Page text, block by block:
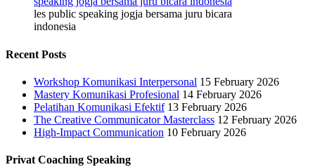
les public speaking jogja bersama juru bicara
indonesia
Recent Posts
Workshop Komunikasi Interpersonal 15 February 2026
Mastery Komunikasi Profesional 14 February 2026
Pelatihan Komunikasi Efektif 13 February 2026
The Creative Communicator Masterclass 12 February 2026
High-Impact Communication 10 February 2026
Privat Coaching Speaking